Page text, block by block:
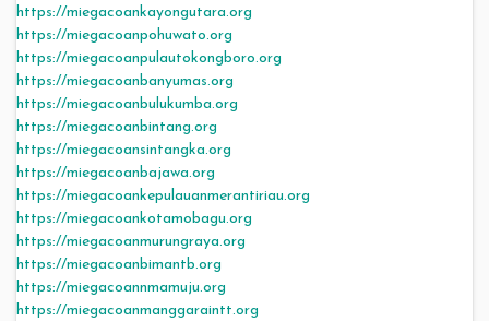
https://miegacoankayongutara.org
https://miegacoanpohuwato.org
https://miegacoanpulautokongboro.org
https://miegacoanbanyumas.org
https://miegacoanbulukumba.org
https://miegacoanbintang.org
https://miegacoansintangka.org
https://miegacoanbajawa.org
https://miegacoankepulauanmerantiriau.org
https://miegacoankotamobagu.org
https://miegacoanmurungraya.org
https://miegacoanbimantb.org
https://miegacoannmamuju.org
https://miegacoanmanggaraintt.org